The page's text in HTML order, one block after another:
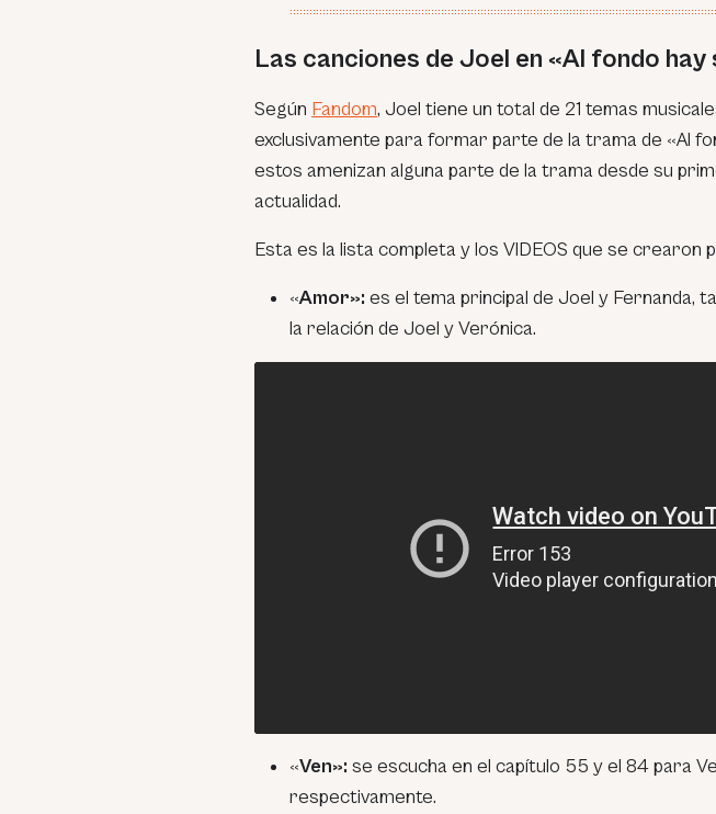
Las canciones de Joel en «Al fondo hay
Según Fandom, Joel tiene un total de 21 temas
exclusivamente para formar parte de la trama de «Al
estos amenizan alguna parte de la trama desde su
actualidad.
Esta es la lista completa y los VIDEOS que se crearon
«Amor»: es el tema principal de Joel y Fernanda,
la relación de Joel y Verónica.
«Ven»: se escucha en el capítulo 55 y el 84 para
respectivamente.